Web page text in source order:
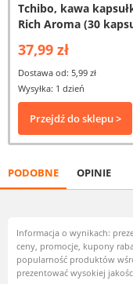
Tchibo, kawa
Rich Aroma (30
37,99 zł
Dostawa od: 5,99 zł
Wysyłka: 1 dzień
Przejdź do sklepu >
PODOBNE OPINIE
Informacja o wynikach:
ceny, promocje, kupony
popularność produktów
prezentować wysokiej